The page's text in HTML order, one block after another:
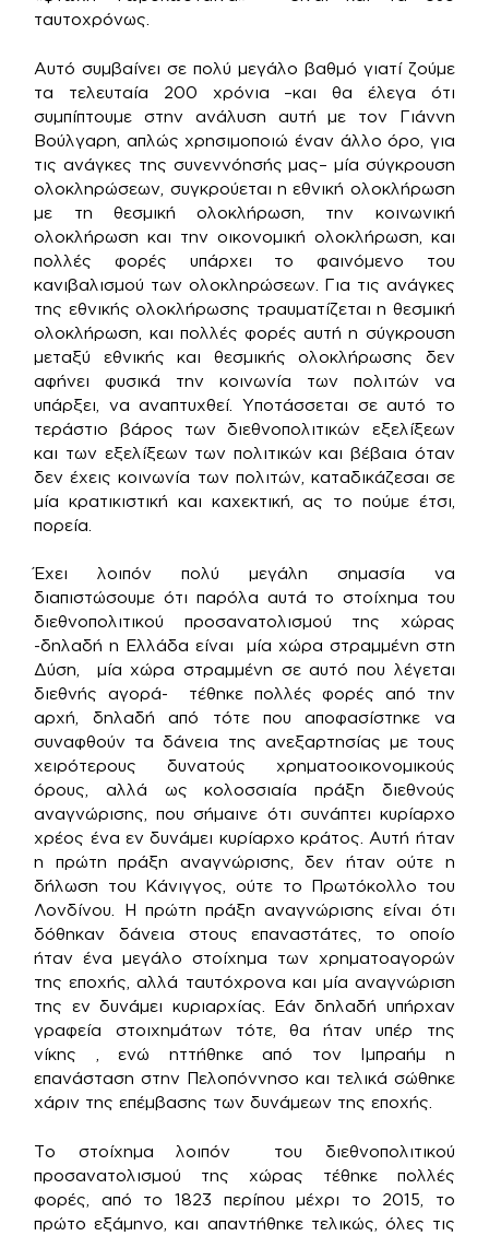
ταυτοχρόνως.
Αυτό συμβαίνει σε πολύ μεγάλο βαθμό γιατί ζούμε
τα τελευταία 200 χρόνια –και θα έλεγα ότι
συμπίπτουμε στην ανάλυση αυτή με τον Γιάννη
Βούλγαρη, απλώς χρησιμοποιώ έναν άλλο όρο, για
τις ανάγκες της συνεννόησής μας– μία σύγκρουση
ολοκληρώσεων, συγκρούεται η εθνική ολοκλήρωση
με τη θεσμική ολοκλήρωση, την κοινωνική
ολοκλήρωση και την οικονομική ολοκλήρωση, και
πολλές φορές υπάρχει το φαινόμενο του
κανιβαλισμού των ολοκληρώσεων. Για τις ανάγκες
της εθνικής ολοκλήρωσης τραυματίζεται η θεσμική
ολοκλήρωση, και πολλές φορές αυτή η σύγκρουση
μεταξύ εθνικής και θεσμικής ολοκλήρωσης δεν
αφήνει φυσικά την κοινωνία των πολιτών να
υπάρξει, να αναπτυχθεί. Υποτάσσεται σε αυτό το
τεράστιο βάρος των διεθνοπολιτικών εξελίξεων
και των εξελίξεων των πολιτικών και βέβαια όταν
δεν έχεις κοινωνία των πολιτών, καταδικάζεσαι σε
μία κρατικιστική και καχεκτική, ας το πούμε έτσι,
πορεία.
Έχει λοιπόν πολύ μεγάλη σημασία να
διαπιστώσουμε ότι παρόλα αυτά το στοίχημα του
διεθνοπολιτικού προσανατολισμού της χώρας
-δηλαδή η Ελλάδα είναι μία χώρα στραμμένη στη
Δύση, μία χώρα στραμμένη σε αυτό που λέγεται
διεθνής αγορά- τέθηκε πολλές φορές από την
αρχή, δηλαδή από τότε που αποφασίστηκε να
συναφθούν τα δάνεια της ανεξαρτησίας με τους
χειρότερους δυνατούς χρηματοοικονομικούς
όρους, αλλά ως κολοσσιαία πράξη διεθνούς
αναγνώρισης, που σήμαινε ότι συνάπτει κυρίαρχο
χρέος ένα εν δυνάμει κυρίαρχο κράτος. Αυτή ήταν
η πρώτη πράξη αναγνώρισης, δεν ήταν ούτε η
δήλωση του Κάνιγγος, ούτε το Πρωτόκολλο του
Λονδίνου. Η πρώτη πράξη αναγνώρισης είναι ότι
δόθηκαν δάνεια στους επαναστάτες, το οποίο
ήταν ένα μεγάλο στοίχημα των χρηματοαγορών
της εποχής, αλλά ταυτόχρονα και μία αναγνώριση
της εν δυνάμει κυριαρχίας. Εάν δηλαδή υπήρχαν
γραφεία στοιχημάτων τότε, θα ήταν υπέρ της
νίκης , ενώ ηττήθηκε από τον Ιμπραήμ η
επανάσταση στην Πελοπόννησο και τελικά σώθηκε
χάριν της επέμβασης των δυνάμεων της εποχής.
Το στοίχημα λοιπόν του διεθνοπολιτικού
προσανατολισμού της χώρας τέθηκε πολλές
φορές, από το 1823 περίπου μέχρι το 2015, το
πρώτο εξάμηνο, και απαντήθηκε τελικώς, όλες τις